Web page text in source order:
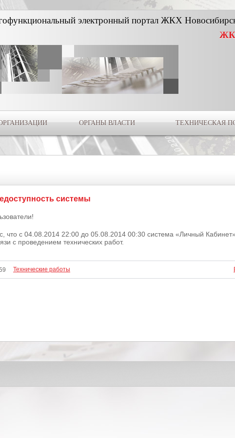
электронный портал ЖКХ
ОРГАНЫ ВЛАСТИ ТЕХНИЧЕСКАЯ
системы
что c 04.08.2014 22:00 до 05.08.2014 00:30 система «Личный
с проведением технических работ.
Технические работы